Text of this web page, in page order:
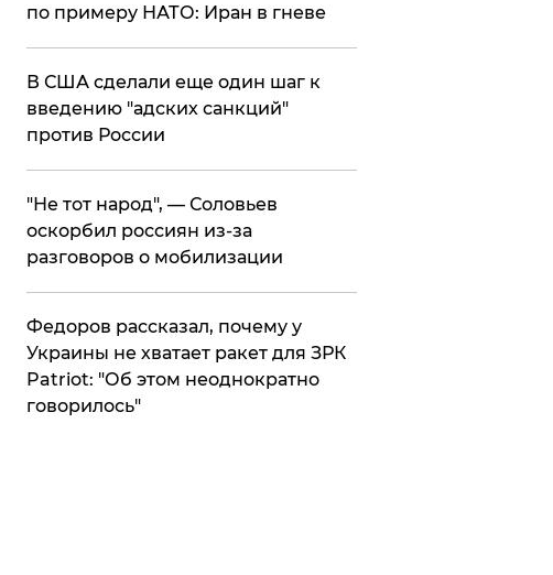
по примеру НАТО: Иран в гневе
В США сделали еще один шаг к
введению "адских санкций"
против России
​"Не тот народ", — Соловьев
оскорбил россиян из-за
разговоров о мобилизации
Федоров рассказал, почему у
Украины не хватает ракет для ЗРК
Patriot: "Об этом неоднократно
говорилось"